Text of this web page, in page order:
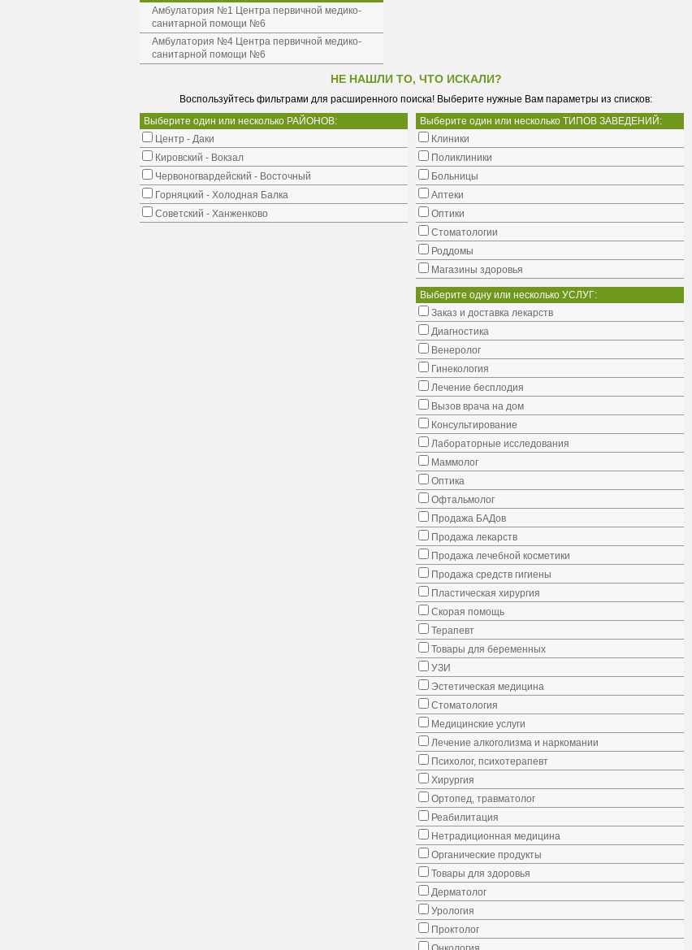
Амбулатория №1 Центра первичной медико-
санитарной помощи №6
Амбулатория №4 Центра первичной медико-
санитарной помощи №6
НЕ НАШЛИ ТО, ЧТО ИСКАЛИ?
Воспользуйтесь фильтрами для расширенного поиска! Выберите нужные Вам параметры из списков:
Выберите один или несколько РАЙОНОВ:
Центр - Даки
Кировский - Вокзал
Червоногвардейский - Восточный
Горняцкий - Холодная Балка
Советский - Ханженково
Выберите один или несколько ТИПОВ ЗАВЕДЕНИЙ:
Клиники
Поликлиники
Больницы
Аптеки
Оптики
Стоматологии
Роддомы
Магазины здоровья
Выберите одну или несколько УСЛУГ:
Заказ и доставка лекарств
Диагностика
Венеролог
Гинекология
Лечение бесплодия
Вызов врача на дом
Консультирование
Лабораторные исследования
Маммолог
Оптика
Офтальмолог
Продажа БАДов
Продажа лекарств
Продажа лечебной косметики
Продажа средств гигиены
Пластическая хирургия
Скорая помощь
Терапевт
Товары для беременных
УЗИ
Эстетическая медицина
Стоматология
Медицинские услуги
Лечение алкоголизма и наркомании
Психолог, психотерапевт
Хирургия
Ортопед, травматолог
Реабилитация
Нетрадиционная медицина
Органические продукты
Товары для здоровья
Дерматолог
Урология
Проктолог